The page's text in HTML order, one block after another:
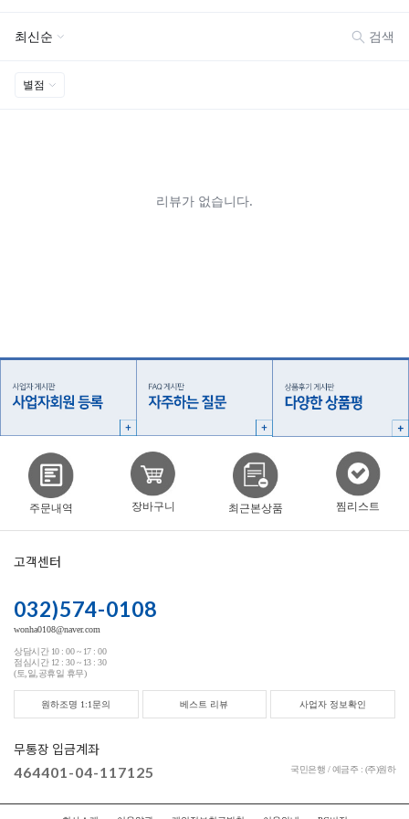
주문내역 장바구니 최근본상품 찜리스트
고객센터
032)574-0108
wonha0108@naver.com
상담시간 10 : 00 ~ 17 : 00
점심시간 12 : 30 ~ 13 : 30
(토,일,공휴일 휴무)
원하조명 1:1문의 베스트 리뷰 사업자 정보확인
무통장 입금계좌
464401-04-117125 국민은행 / 예금주 : (주)원하